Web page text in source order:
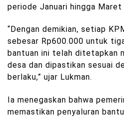
periode Januari hingga Maret
“Dengan demikian, setiap
sebesar Rp600.000 untuk
bantuan ini telah ditetapkan
desa dan dipastikan sesuai
berlaku,” ujar Lukman.
Ia menegaskan bahwa
memastikan penyaluran